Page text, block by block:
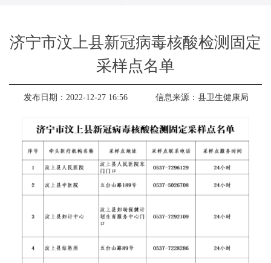
济宁市汶上县新冠病毒核酸检测固定
采样点名单
发布日期：2022-12-27 16:56 信息来源： 县卫生健康局